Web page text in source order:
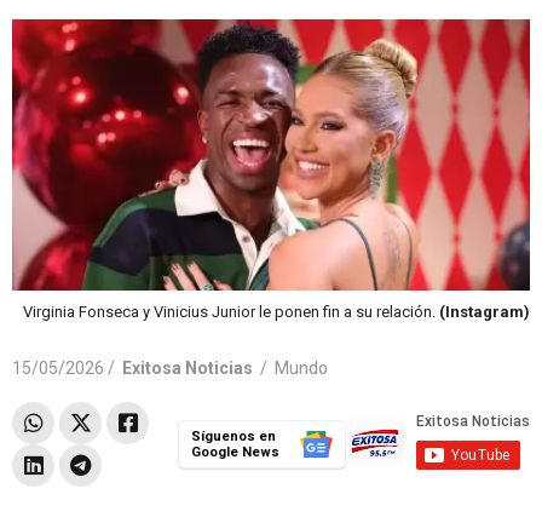
Virginia Fonseca y Vinicius Junior le ponen fin a su relación. (Instagram)
15/05/2026 / Exitosa Noticias / Mundo
Síguenos en
Google News